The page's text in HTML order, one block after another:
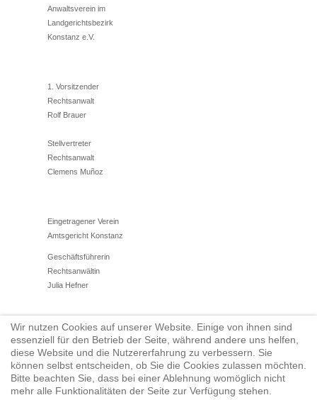
Anwaltsverein im
Landgerichtsbezirk
Konstanz e.V.
1. Vorsitzender
Rechtsanwalt
Rolf Brauer
Stellvertreter
Rechtsanwalt
Clemens Muñoz
Eingetragener Verein
Amtsgericht Konstanz
Geschäftsführerin
Rechtsanwältin
Julia Hefner
Tel.: 07531/12784710
Fax: 07731/950922
vorstand@anwaltsverein-konstanz.de
www.anwaltverein-konstanz.de
Wir nutzen Cookies auf unserer Website. Einige von ihnen sind
essenziell für den Betrieb der Seite, während andere uns helfen,
diese Website und die Nutzererfahrung zu verbessern. Sie
können selbst entscheiden, ob Sie die Cookies zulassen möchten.
Bitte beachten Sie, dass bei einer Ablehnung womöglich nicht
mehr alle Funktionalitäten der Seite zur Verfügung stehen.